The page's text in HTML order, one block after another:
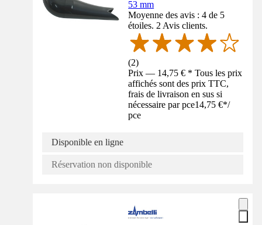
53 mm
Moyenne des avis : 4 de 5
étoiles. 2 Avis clients.
(2)
Prix — 14,75 € * Tous les prix
affichés sont des prix TTC,
frais de livraison en sus si
nécessaire par pce14,75 €*/
pce
Disponible en ligne
Réservation non disponible